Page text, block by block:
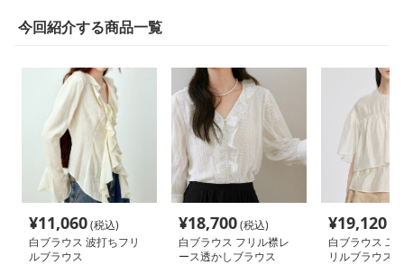
今回紹介する商品一覧
¥11,060(税込)
白ブラウス 波打ちフリ
ルブラウス
¥18,700(税込)
白ブラウス フリル襟レ
ース透かしブラウス
¥19,120
白ブラウス 二
リルブラウス